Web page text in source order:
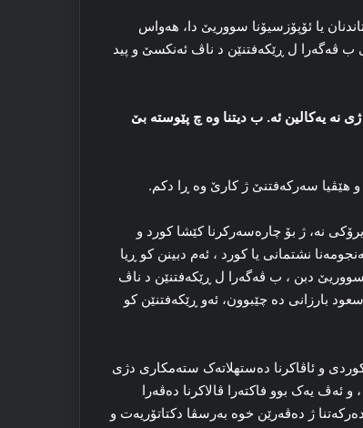
یا ئۆپۆزسیۆنا سووریێ دا، هه‌واس
ب ڤه‌گه‌را ل ڕێکه‌فتنێن د ناڤ ئه‌نکسێ و پید
نه‌ یه‌کالین ئه‌. ب دیتنا وه‌ چ پێوسته‌ بێ
هێڤیا سه‌رکه‌فتنێ ژ کارێ وه‌ ڕا دکم.
نه‌، ژ بۆ چاره‌سه‌رکرنا کێشا کورد و
نشتمانی یا کورد ، ئه‌م دبینن کو ڕیا
دبن ، ب ڤه‌گه‌را ل ڕێکه‌فتنێن د ناڤ
بارزانی ده‌ چێبوون، ئه‌و ڕێکه‌فتنێن کو
کوردی و ئاڤاکرنا ده‌ستهلاته‌ک سته‌مکاری دژی
یه‌ک بوو فاکته‌را ڤالاکرنا ده‌ڤه‌را
ژ ده‌ڤه‌رێن خوه‌ به‌رسڤا دکتاتۆریه‌ت و